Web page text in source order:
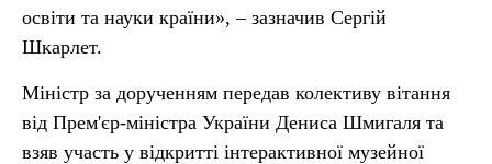
освіти та науки країни», – зазначив Сергій
Шкарлет.
Міністр за дорученням передав колективу вітання
від Прем'єр-міністра України Дениса Шмигаля та
взяв участь у відкритті інтерактивної музейної